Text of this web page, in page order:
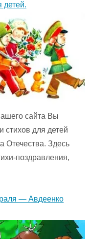
детей.
сайта Вы
стихов для детей
Отечества. Здесь
поздравления,
— Авдеенко